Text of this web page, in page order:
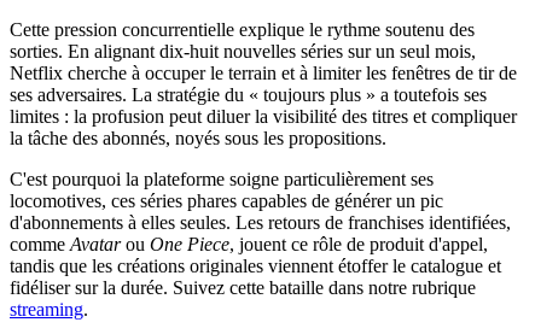
Cette pression concurrentielle explique le rythme soutenu des
sorties. En alignant dix-huit nouvelles séries sur un seul mois,
Netflix cherche à occuper le terrain et à limiter les fenêtres de tir de
ses adversaires. La stratégie du « toujours plus » a toutefois ses
limites : la profusion peut diluer la visibilité des titres et compliquer
la tâche des abonnés, noyés sous les propositions.
C'est pourquoi la plateforme soigne particulièrement ses
locomotives, ces séries phares capables de générer un pic
d'abonnements à elles seules. Les retours de franchises identifiées,
comme Avatarou One Piece, jouent ce rôle de produit d'appel,
tandis que les créations originales viennent étoffer le catalogue et
fidéliser sur la durée. Suivez cette bataille dans notre rubrique
streaming.